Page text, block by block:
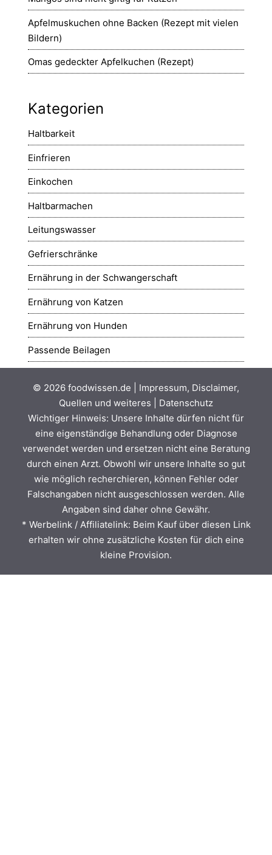
Apfelmuskuchen ohne Backen (Rezept mit vielen
Bildern)
Omas gedeckter Apfelkuchen (Rezept)
Kategorien
Haltbarkeit
Einfrieren
Einkochen
Haltbarmachen
Leitungswasser
Gefrierschränke
Ernährung in der Schwangerschaft
Ernährung von Katzen
Ernährung von Hunden
Passende Beilagen
© 2026 foodwissen.de
Impressum, Disclaimer,
Quellen und weiteres
Datenschutz
Wichtiger Hinweis: Unsere Inhalte dürfen nicht für
eine eigenständige Behandlung oder Diagnose
verwendet werden und ersetzen nicht eine Beratung
durch einen Arzt. Obwohl wir unsere Inhalte so gut
wie möglich recherchieren, können Fehler oder
Falschangaben nicht ausgeschlossen werden. Alle
Angaben sind daher ohne Gewähr.
* Werbelink / Affiliatelink: Beim Kauf über diesen Link
erhalten wir ohne zusätzliche Kosten für dich eine
kleine Provision.